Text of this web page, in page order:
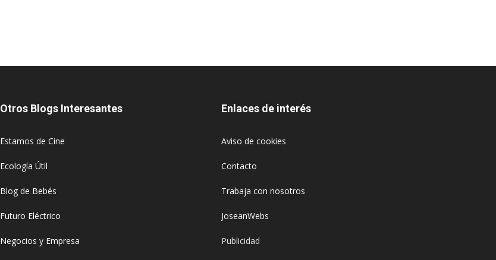
Otros Blogs Interesantes
Estamos de Cine
Ecología Útil
Blog de Bebés
Futuro Eléctrico
Negocios y Empresa
Enlaces de interés
Aviso de cookies
Contacto
Trabaja con nosotros
JoseanWebs
Publicidad